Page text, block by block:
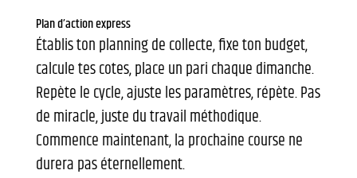
Plan d’action express
Établis ton planning de collecte, fixe ton budget,
calcule tes cotes, place un pari chaque dimanche.
Repète le cycle, ajuste les paramètres, répète. Pas
de miracle, juste du travail méthodique.
Commence maintenant, la prochaine course ne
durera pas éternellement.